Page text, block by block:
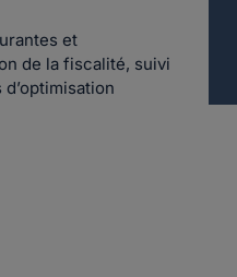
et
de la fiscalité, suivi